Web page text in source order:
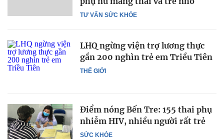
TƯ VẤN SỨC KHỎE
THẾ GIỚI
LHQ ngừng viện trợ lương thực
gần 200 nghìn trẻ em Triều Tiên
SỨC KHỎE
Điểm nóng Bến Tre: 155 thai phụ
nhiễm HIV, nhiều người rất trẻ